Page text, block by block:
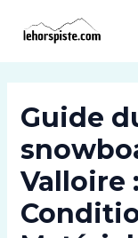
Guide
Valloire